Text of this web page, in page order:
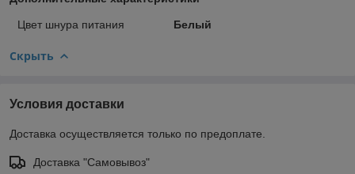
Цвет шнура питания Белый
Скрыть
Условия доставки
Доставка осуществляется только по предоплате.
Доставка "Самовывоз"